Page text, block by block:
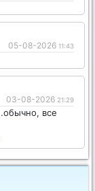
05-08-2026 11:43
03-08-2026 21:29
все